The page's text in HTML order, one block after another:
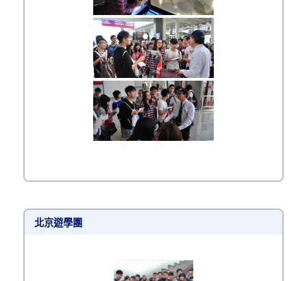
北京遊學團